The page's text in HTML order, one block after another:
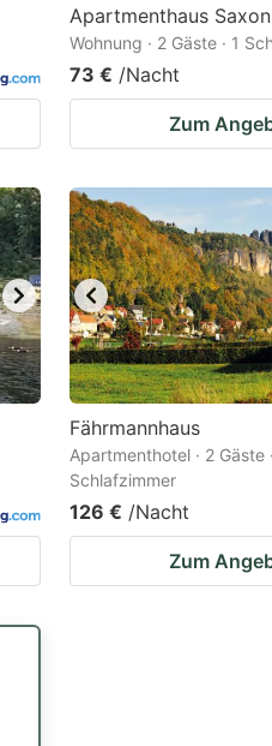
Apartmenthaus
Wohnung · 2 Gäste · 1
73 € /Nacht
Zum
Fährmannhaus
Apartmenthotel · 2 Gäste
Schlafzimmer
126 € /Nacht
Zum